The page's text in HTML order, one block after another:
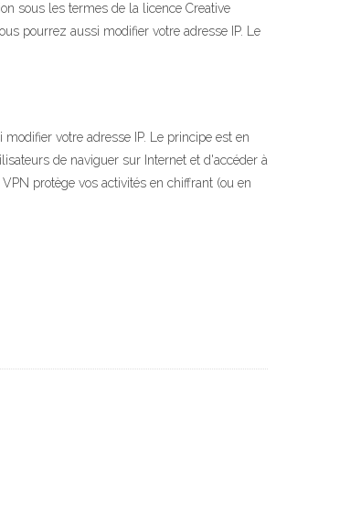
sous les termes de la licence Creative
pourrez aussi modifier votre adresse IP. Le
votre adresse IP. Le principe est en
de naviguer sur Internet et d'accéder à
protège vos activités en chiffrant (ou en